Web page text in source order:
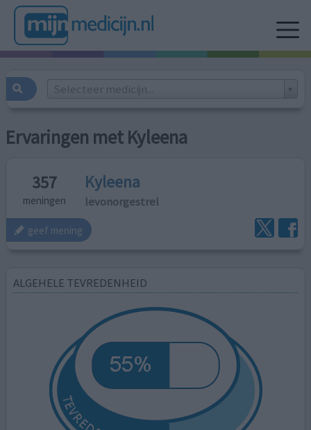
Selecteer medicijn...
Ervaringen met Kyleena
357
meningen
Kyleena
levonorgestrel
geef mening
ALGEHELE TEVREDENHEID